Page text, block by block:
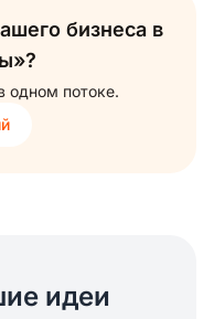
бизнеса в
одном потоке.
идеи